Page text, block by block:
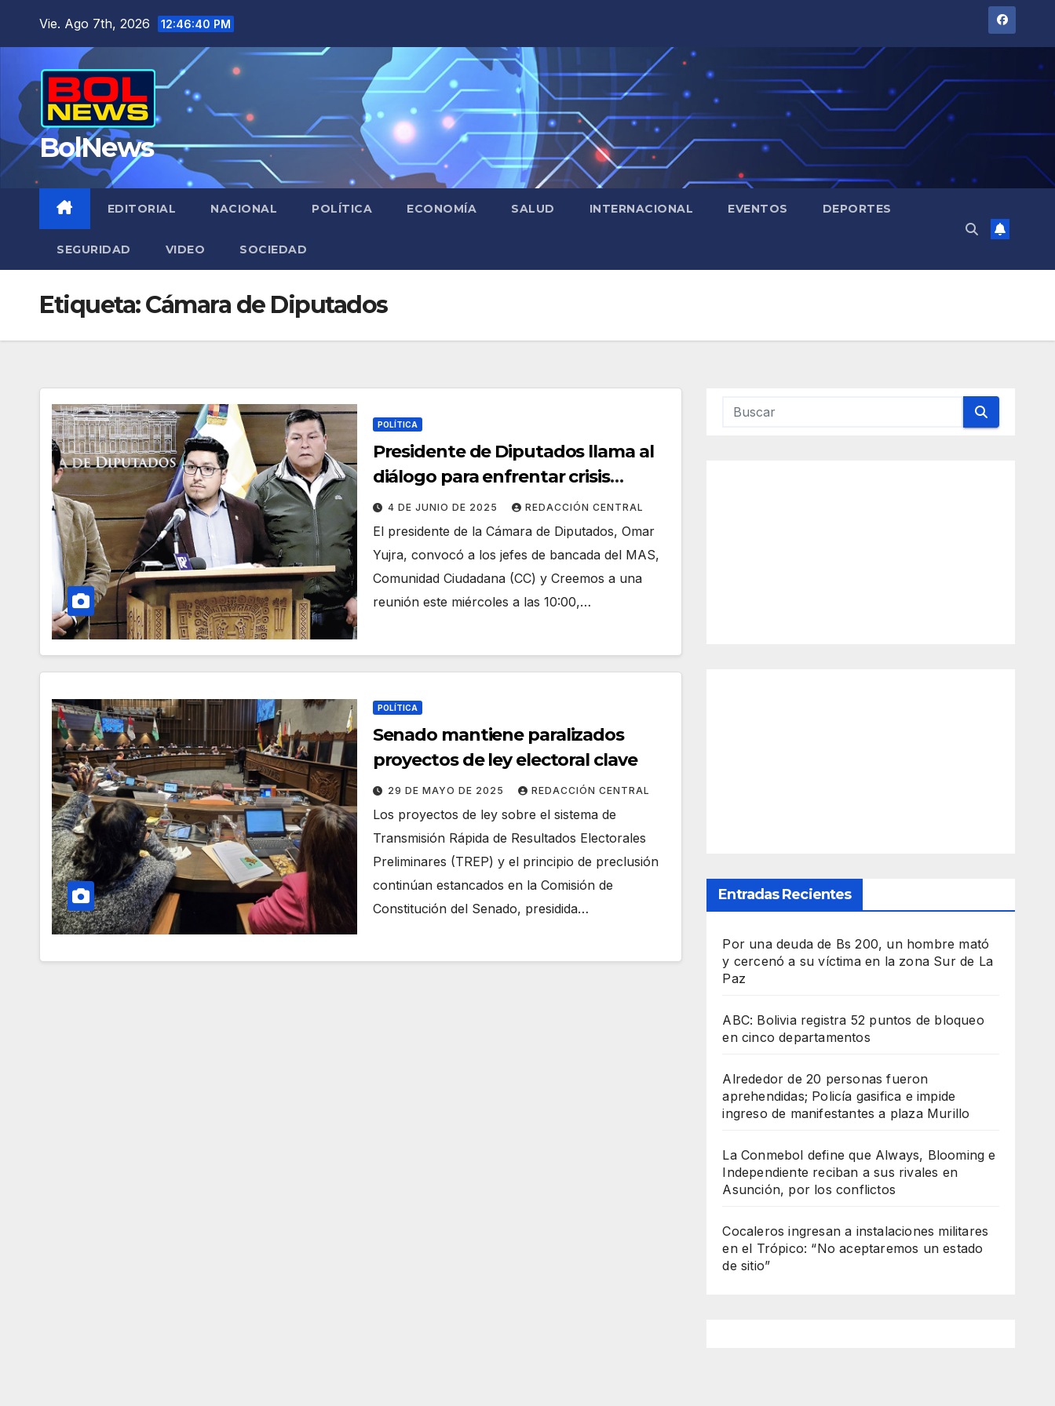
Vie. Ago 7th, 2026 12:46:41 PM
BolNews
EDITORIAL NACIONAL POLÍTICA ECONOMÍA SALUD INTERNACIONAL EVENTOS DEPORTES
SEGURIDAD VIDEO SOCIEDAD
Etiqueta:Cámara de Diputados
POLÍTICA
Presidente de Diputados llama al
diálogo para enfrentar crisis
política y económica
4 DE JUNIO DE 2025 REDACCIÓN CENTRAL
El presidente de la Cámara de Diputados, Omar
Yujra, convocó a los jefes de bancada del MAS,
Comunidad Ciudadana (CC) y Creemos a una
reunión este miércoles a las 10:00,…
POLÍTICA
Senado mantiene paralizados
proyectos de ley electoral clave
29 DE MAYO DE 2025 REDACCIÓN CENTRAL
Los proyectos de ley sobre el sistema de
Transmisión Rápida de Resultados Electorales
Preliminares (TREP) y el principio de preclusión
continúan estancados en la Comisión de
Constitución del Senado, presidida…
Entradas Recientes
Por una deuda de Bs 200, un hombre mató
y cercenó a su víctima en la zona Sur de La
Paz
ABC: Bolivia registra 52 puntos de bloqueo
en cinco departamentos
Alrededor de 20 personas fueron
aprehendidas; Policía gasifica e impide
ingreso de manifestantes a plaza Murillo
La Conmebol define que Always, Blooming e
Independiente reciban a sus rivales en
Asunción, por los conflictos
Cocaleros ingresan a instalaciones militares
en el Trópico: “No aceptaremos un estado
de sitio”